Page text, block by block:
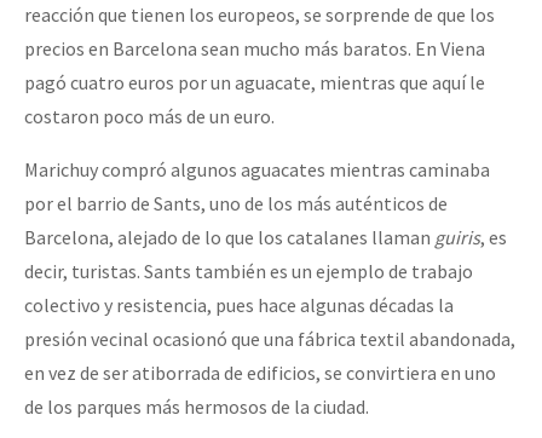
reacción que tienen los europeos, se sorprende de que los
precios en Barcelona sean mucho más baratos. En Viena
pagó cuatro euros por un aguacate, mientras que aquí le
costaron poco más de un euro.
Marichuy compró algunos aguacates mientras caminaba
por el barrio de Sants, uno de los más auténticos de
Barcelona, alejado de lo que los catalanes llaman guiris, es
decir, turistas. Sants también es un ejemplo de trabajo
colectivo y resistencia, pues hace algunas décadas la
presión vecinal ocasionó que una fábrica textil abandonada,
en vez de ser atiborrada de edificios, se convirtiera en uno
de los parques más hermosos de la ciudad.